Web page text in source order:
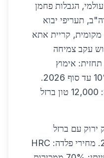
50% מייצור עולמי, הגבלות פחמן
תעריפי יבוא
מקומית, קריית אתא
של 30% בביקוש עקב צמיחה
תחזית: אימוץ
רובוטיקה יוריד עלויות ב-10% עד סוף 2026.
נתונים מלשכת סטטיסטיקה: 12,000 טון ברזל
ירוק עם ברזל
ממוחזר, 40% משוק 2026. מחירי פלדה: HRC